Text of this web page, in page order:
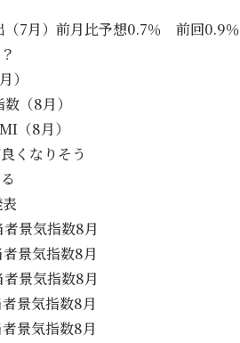
7月）前月比予想0.7％ 前回0.9％
）
（8月）
（8月）
くなりそう
景気指数8月
景気指数8月
景気指数8月
景気指数8月
景気指数8月